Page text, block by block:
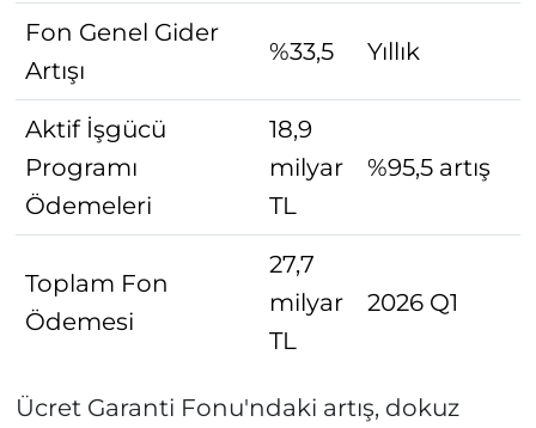
Fon Genel Gider
Artışı
%33,5 Yıllık
Aktif İşgücü
Programı
Ödemeleri
18,9
milyar
TL
%95,5 artış
Toplam Fon
Ödemesi
27,7
milyar
TL
2026 Q1
Ücret Garanti Fonu'ndaki artış, dokuz